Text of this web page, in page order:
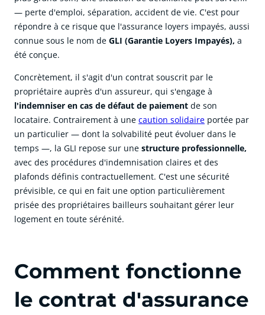
— perte d'emploi, séparation, accident de vie. C'est pour
répondre à ce risque que l'assurance loyers impayés, aussi
connue sous le nom de GLI (Garantie Loyers Impayés), a
été conçue.
Concrètement, il s'agit d'un contrat souscrit par le
propriétaire auprès d'un assureur, qui s'engage à
l'indemniser en cas de défaut de paiement de son
locataire. Contrairement à une caution solidaire portée par
un particulier — dont la solvabilité peut évoluer dans le
temps —, la GLI repose sur une structure professionnelle,
avec des procédures d'indemnisation claires et des
plafonds définis contractuellement. C'est une sécurité
prévisible, ce qui en fait une option particulièrement
prisée des propriétaires bailleurs souhaitant gérer leur
logement en toute sérénité.
Comment fonctionne
le contrat d'assurance